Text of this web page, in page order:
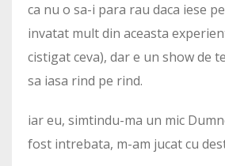
ca nu o sa-i para rau daca iese
invatat mult din aceasta
cistigat ceva), dar e un show de
sa iasa rind pe rind.
iar eu, simtindu-ma un mic
fost intrebata, m-am jucat cu